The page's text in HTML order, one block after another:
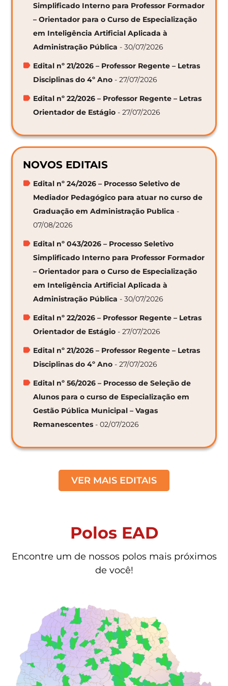
Simplificado Interno para Professor Formador
– Orientador para o Curso de Especialização
em Inteligência Artificial Aplicada à
Administração Pública - 30/07/2026
Edital nº 21/2026 – Professor Regente – Letras
Disciplinas do 4º Ano - 27/07/2026
Edital nº 22/2026 – Professor Regente – Letras
Orientador de Estágio - 27/07/2026
NOVOS EDITAIS
Edital nº 24/2026 – Processo Seletivo de
Mediador Pedagógico para atuar no curso de
Graduação em Administração Publica -
07/08/2026
Edital nº 043/2026 – Processo Seletivo
Simplificado Interno para Professor Formador
– Orientador para o Curso de Especialização
em Inteligência Artificial Aplicada à
Administração Pública - 30/07/2026
Edital nº 22/2026 – Professor Regente – Letras
Orientador de Estágio - 27/07/2026
Edital nº 21/2026 – Professor Regente – Letras
Disciplinas do 4º Ano - 27/07/2026
Edital nº 56/2026 – Processo de Seleção de
Alunos para o curso de Especialização em
Gestão Pública Municipal – Vagas
Remanescentes - 02/07/2026
VER MAIS EDITAIS
Polos EAD
Encontre um de nossos polos mais próximos
de você!